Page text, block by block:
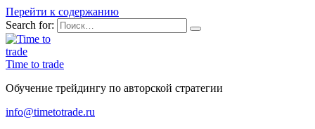
Перейти к содержанию
Search for:
Time to trade
Обучение трейдингу по авторской стратегии
info@timetotrade.ru